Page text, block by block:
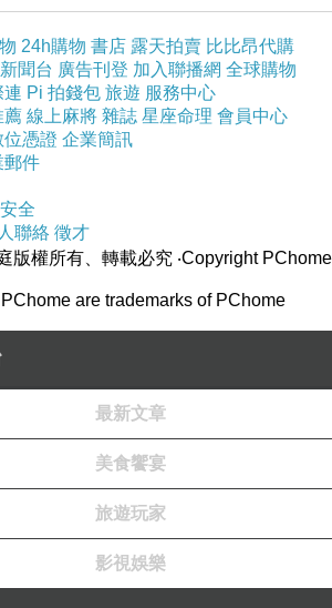
娘。我問：「媽祖娘娘，這
地獄存在？若真的有的話請
』聖筊，媽祖娘娘，是連續
心情跟著沉重起來，好像考
果連續三個聖筊，真的太神
好像沒有連續擲出三個聖
信有因果輪迴，也開始會拿
。現在接觸精舍後才知道宮
書也不能亂拿。
佛，我先從早餐開始吃素。
，只要一杯豆漿、奶茶、咖
麵包，或是饅頭、素包子就
24h購物 書店 露天拍賣 比比昂代購
聞台 廣告刊登 加入聯播網 全球購物
連 Pi 拍錢包 旅遊 服務中心
薦 線上麻將 雜誌 星座命理 會員中心
位憑證 企業簡訊
郵件
全
聯絡 徵才
版權所有、轉載必究 ‧Copyright PChome
are trademarks of PChome
最新文章
美食饗宴
旅遊玩家
影視娛樂